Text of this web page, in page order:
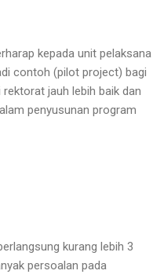
kepada unit pelaksana
contoh (pilot project) bagi
jauh lebih baik dan
penyusunan program
kurang lebih 3
persoalan pada